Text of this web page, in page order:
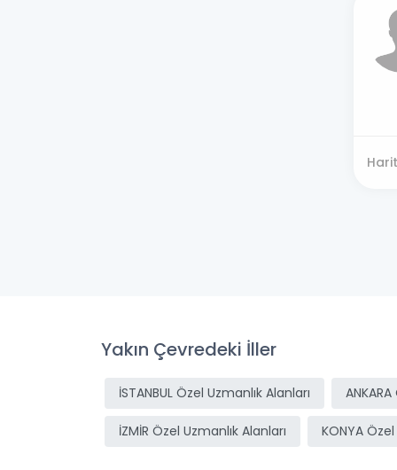
Yakın Çevredeki İller
İSTANBUL Özel Uzmanlık Alanları
İZMİR Özel Uzmanlık Alanları KONYA